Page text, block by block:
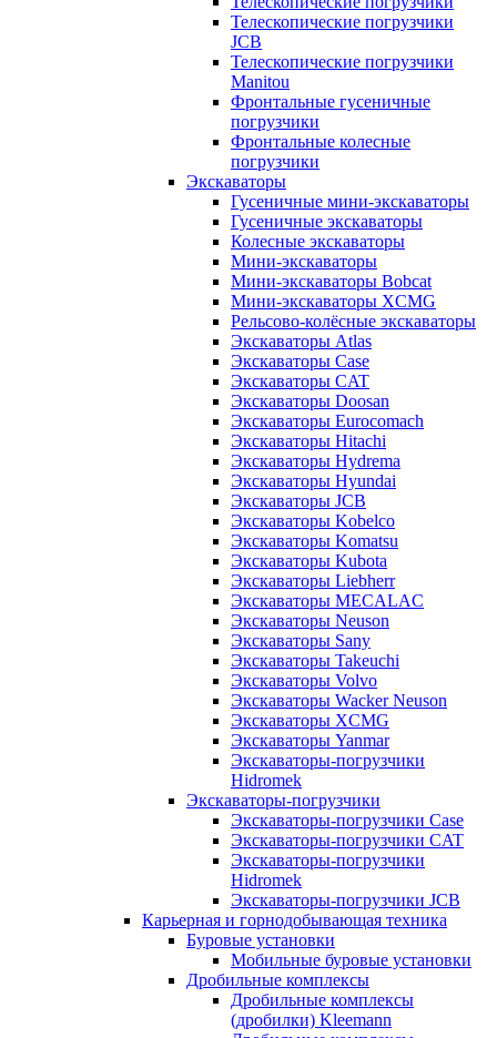
Телескопические погрузчики
JCB
Телескопические погрузчики
Manitou
Фронтальные гусеничные
погрузчики
Фронтальные колесные
погрузчики
Экскаваторы
Гусеничные мини-экскаваторы
Гусеничные экскаваторы
Колесные экскаваторы
Мини-экскаваторы
Мини-экскаваторы Bobcat
Мини-экскаваторы XCMG
Рельсово-колёсные экскаваторы
Экскаваторы Atlas
Экскаваторы Case
Экскаваторы CAT
Экскаваторы Doosan
Экскаваторы Eurocomach
Экскаваторы Hitachi
Экскаваторы Hydrema
Экскаваторы Hyundai
Экскаваторы JCB
Экскаваторы Kobelco
Экскаваторы Komatsu
Экскаваторы Kubota
Экскаваторы Liebherr
Экскаваторы MECALAC
Экскаваторы Neuson
Экскаваторы Sany
Экскаваторы Takeuchi
Экскаваторы Volvo
Экскаваторы Wacker Neuson
Экскаваторы XCMG
Экскаваторы Yanmar
Экскаваторы-погрузчики
Hidromek
Экскаваторы-погрузчики
Экскаваторы-погрузчики Case
Экскаваторы-погрузчики CAT
Экскаваторы-погрузчики
Hidromek
Экскаваторы-погрузчики JCB
Карьерная и горнодобывающая техника
Буровые установки
Мобильные буровые установки
Дробильные комплексы
Дробильные комплексы
(дробилки) Kleemann